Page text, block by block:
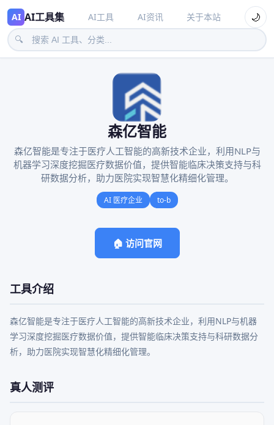
AI AI工具集
🔍
AI工具 AI资讯 关于本站 🌙
森亿智能
森亿智能是专注于医疗人工智能的高新技术企业，利用NLP与
机器学习深度挖掘医疗数据价值，提供智能临床决策支持与科
研数据分析，助力医院实现智慧化精细化管理。
AI 医疗企业 to-b
🏠 访问官网
工具介绍
森亿智能是专注于医疗人工智能的高新技术企业，利用NLP与机器
学习深度挖掘医疗数据价值，提供智能临床决策支持与科研数据分
析，助力医院实现智慧化精细化管理。
真人测评